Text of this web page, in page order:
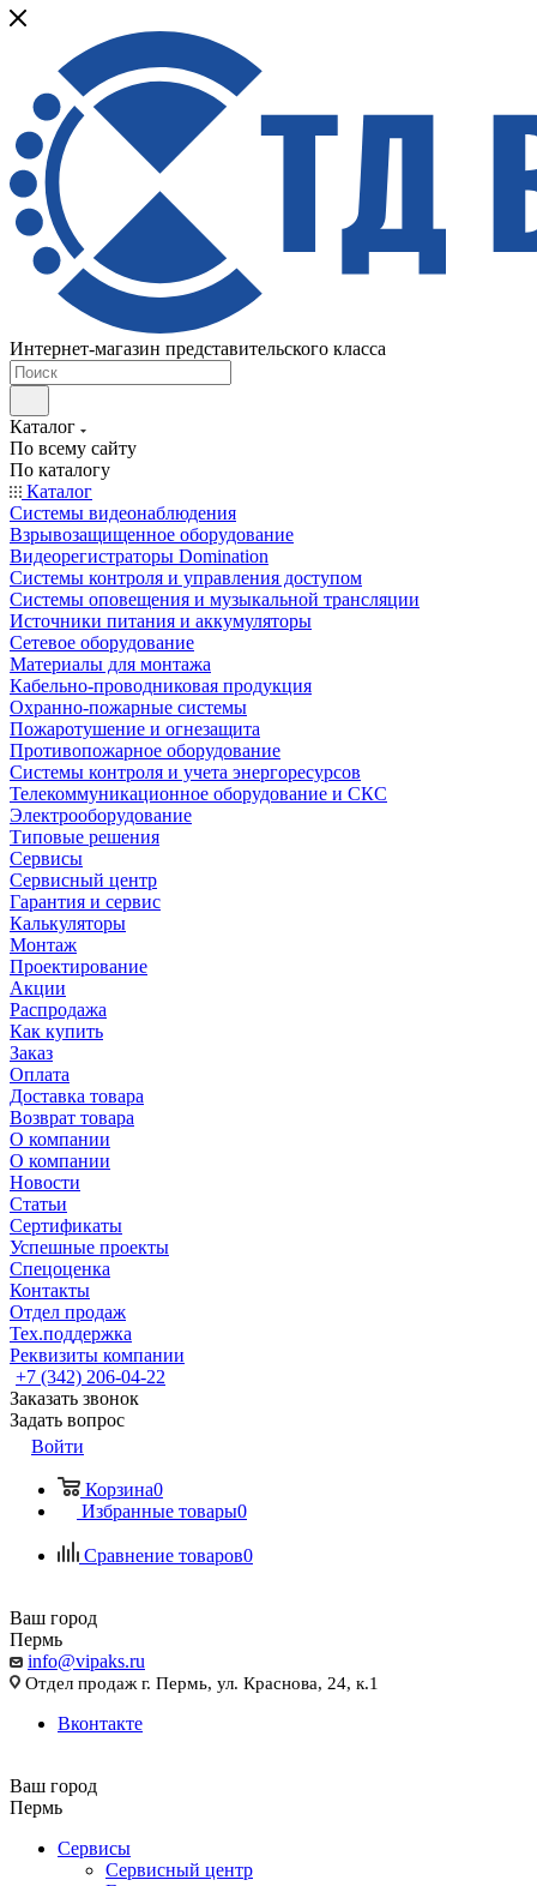
Интернет-магазин представительского класса
Каталог
По всему сайту
По каталогу
Каталог
Системы видеонаблюдения
Взрывозащищенное оборудование
Видеорегистраторы Domination
Системы контроля и управления доступом
Системы оповещения и музыкальной трансляции
Источники питания и аккумуляторы
Сетевое оборудование
Материалы для монтажа
Кабельно-проводниковая продукция
Охранно-пожарные системы
Пожаротушение и огнезащита
Противопожарное оборудование
Системы контроля и учета энергоресурсов
Телекоммуникационное оборудование и СКС
Электрооборудование
Типовые решения
Сервисы
Сервисный центр
Гарантия и сервис
Калькуляторы
Монтаж
Проектирование
Акции
Распродажа
Как купить
Заказ
Оплата
Доставка товара
Возврат товара
О компании
О компании
Новости
Статьи
Сертификаты
Успешные проекты
Спецоценка
Контакты
Отдел продаж
Тех.поддержка
Реквизиты компании
+7 (342) 206-04-22
Заказать звонок
Задать вопрос
Войти
Корзина0
Избранные товары0
Сравнение товаров0
Ваш город
Пермь
info@vipaks.ru
Отдел продаж г. Пермь, ул. Краснова, 24, к.1
Вконтакте
Ваш город
Пермь
Сервисы
Сервисный центр